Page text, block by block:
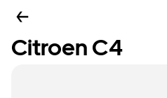
Citroen C4